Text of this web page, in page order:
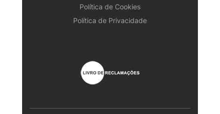
Política de Cookies
Política de Privacidade